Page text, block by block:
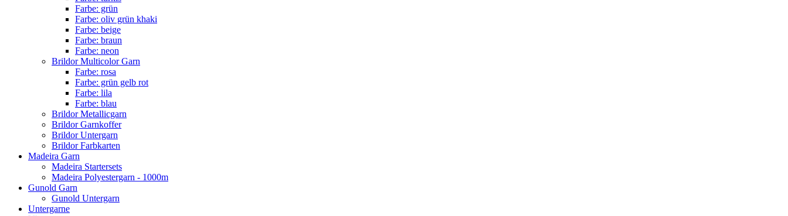
Farbe: grün
Farbe: oliv grün khaki
Farbe: beige
Farbe: braun
Farbe: neon
Brildor Multicolor Garn
Farbe: rosa
Farbe: grün gelb rot
Farbe: lila
Farbe: blau
Brildor Metallicgarn
Brildor Garnkoffer
Brildor Untergarn
Brildor Farbkarten
Madeira Garn
Madeira Startersets
Madeira Polyestergarn - 1000m
Gunold Garn
Gunold Untergarn
Untergarne